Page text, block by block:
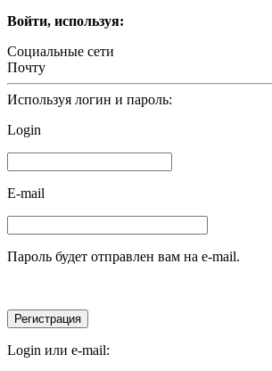
Войти, используя:
Социальные сети
Почту
Используя логин и пароль:
Login
E-mail
Пароль будет отправлен вам на e-mail.
Login или e-mail: